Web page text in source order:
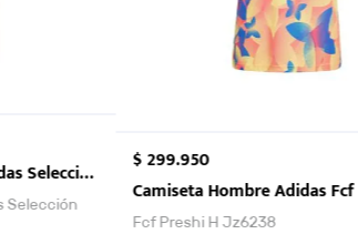
Selección Colombia FCF 2026.
Selección
$299.950
Camiseta Hombre Adidas
Fcf Preshi H Jz6238